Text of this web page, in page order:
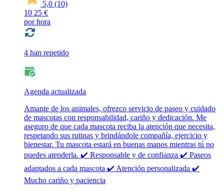
5,0 (10)
10 25 €
por hora
4 han repetido
Agenda actualizada
Amante de los animales, ofrezco servicio de paseo y cuidado
de mascotas con responsabilidad, cariño y dedicación. Me
aseguro de que cada mascota reciba la atención que necesita,
respetando sus rutinas y brindándole compañía, ejercicio y
bienestar. Tu mascota estará en buenas manos mientras tú no
puedes atenderla. ✔️ Responsable y de confianza ✔️ Paseos
adaptados a cada mascota ✔️ Atención personalizada ✔️
Mucho cariño y paciencia